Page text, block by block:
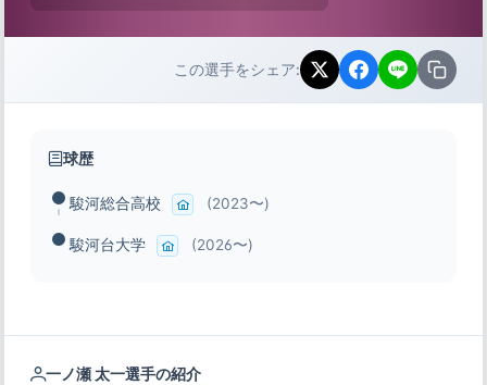
この選手をシェア:
球歴
駿河総合高校 (2023〜)
駿河台大学 (2026〜)
一ノ瀬 太一選手の紹介